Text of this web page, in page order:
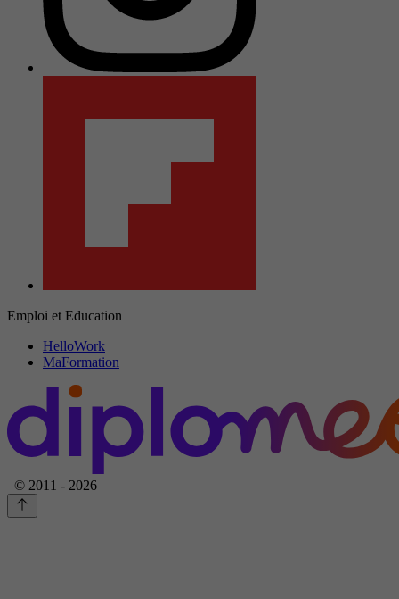
Emploi et Education
HelloWork
MaFormation
© 2011 - 2026